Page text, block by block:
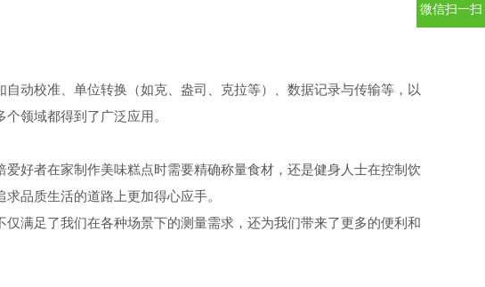
校准、单位转换（如克、盎司、克拉等）、数据记录与传输等，以
领域都得到了广泛应用。
好者在家制作美味糕点时需要精确称量食材，还是健身人士在控制饮
品质生活的道路上更加得心应手。
满足了我们在各种场景下的测量需求，还为我们带来了更多的便利和
微信扫一扫